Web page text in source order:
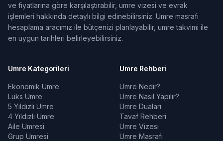
ve fiyatlarına göre karşılaştırabilir, umre vizesi ve evrak
işlemleri hakkında detaylı bilgi edinebilirsiniz. Umre masrafı
hesaplama aracımız ile bütçenizi planlayabilir, umre takvimi ile
en uygun tarihleri belirleyebilirsiniz.
Umre Kategorileri
Ekonomik Umre
Lüks Umre
5 Yıldızlı Umre
4 Yıldızlı Umre
Aile Umresi
Grup Umresi
Umre Rehberi
Umre Nedir?
Umre Nasıl Yapılır?
Umre Duaları
Tavaf Rehberi
Umre Vizesi
Umre Masrafı